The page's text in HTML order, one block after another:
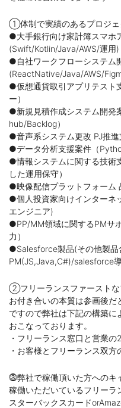
①体制で実績のあるプロジェ
●大手銀行向け家計簿スマホ
(Swift/Kotlin/Java/AWS/運用)
●自社ワークフローシステム
(ReactNative/Java/AWS/
●仮想通貨取引アプリテスト
ー）
●新規見積作成システム開発
hub/Backlog）
●音声系システム更改 PJ推進
●データ分析支援案件（
●情報システムに関する技術
した運用保守）
●映像配信プラットフォーム
●個人投資家向けインターネ
エンジニア)
●PP/MM領域に関するPMサ
力）
●Salesforce製品(その他製品
PM(JS,Java,C#)/salesforce
②フリーランスファーストな
お付き合いの本質は参画後だ
ですので弊社は下記の構築
おこなっております。
・フリーランス窓口と営業
・お客様とフリーランス双方
⓷弊社で稼働頂いた方へのキ
稼働いただいているフリーラ
スターバックスカード